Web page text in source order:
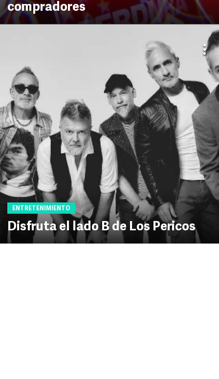
compradores
ENTRETENIMIENTO
Disfruta el lado B de Los Pericos